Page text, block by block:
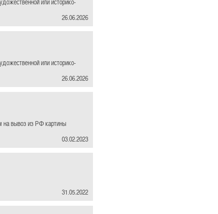
26.06.2026
или историко-
26.06.2026
на вывоз из РФ картины
03.02.2023
31.05.2022